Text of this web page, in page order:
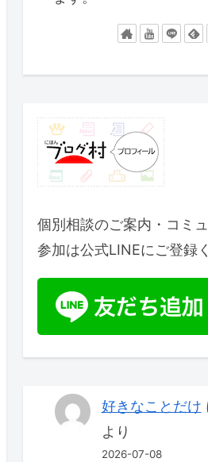
個別相談のご案内・コミ
参加は公式LINEにご登録
好きなことだけ
より
2026-07-08